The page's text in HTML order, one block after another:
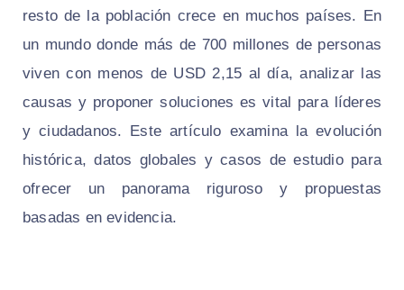
resto de la población crece en muchos países. En
un mundo donde más de 700 millones de personas
viven con menos de USD 2,15 al día, analizar las
causas y proponer soluciones es vital para líderes
y ciudadanos. Este artículo examina la evolución
histórica, datos globales y casos de estudio para
ofrecer un panorama riguroso y propuestas
basadas en evidencia.